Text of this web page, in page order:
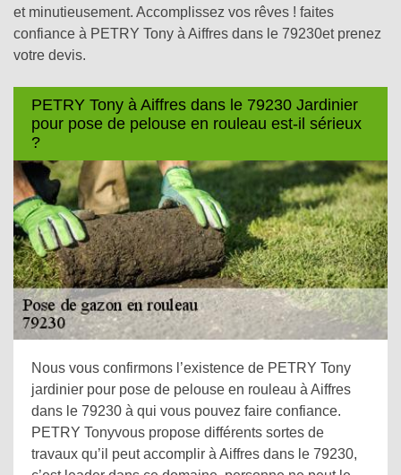
et minutieusement. Accomplissez vos rêves ! faites
confiance à PETRY Tony à Aiffres dans le 79230et prenez
votre devis.
PETRY Tony à Aiffres dans le 79230 Jardinier
pour pose de pelouse en rouleau est-il sérieux
?
Nous vous confirmons l’existence de PETRY Tony
jardinier pour pose de pelouse en rouleau à Aiffres
dans le 79230 à qui vous pouvez faire confiance.
PETRY Tonyvous propose différents sortes de
travaux qu’il peut accomplir à Aiffres dans le 79230,